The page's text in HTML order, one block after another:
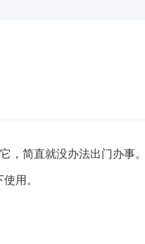
，简直就没办法出门办事
用。